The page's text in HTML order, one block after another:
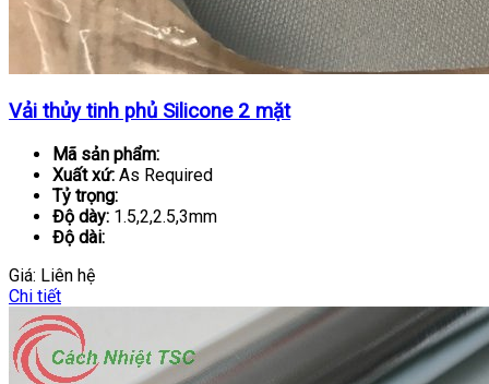
Vải thủy tinh phủ Silicone 2 mặt
Mã sản phẩm:
Xuất xứ: As Required
Tỷ trọng:
Độ dày: 1.5,2,2.5,3mm
Độ dài:
Giá: Liên hệ
Chi tiết